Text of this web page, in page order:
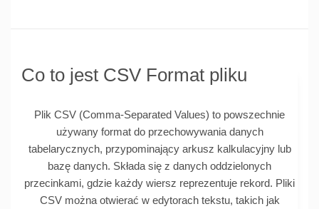
Co to jest CSV Format pliku
Plik CSV (Comma-Separated Values) to powszechnie
używany format do przechowywania danych
tabelarycznych, przypominający arkusz kalkulacyjny lub
bazę danych. Składa się z danych oddzielonych
przecinkami, gdzie każdy wiersz reprezentuje rekord. Pliki
CSV można otwierać w edytorach tekstu, takich jak